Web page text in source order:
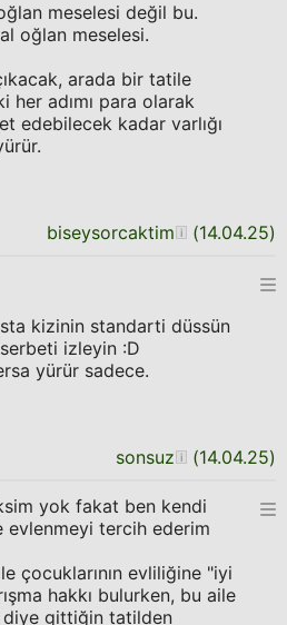
meselesi değil bu.
oğlan meselesi.
arada bir tatile
her adımı para olarak
edebilecek kadar varlığı
biseysorcaktim (14.04.25)
kizinin standarti düssün
izleyin :D
yürür sadece.
sonsuz (14.04.25)
yok fakat ben kendi
evlenmeyi tercih ederim
çocuklarının evliliğine "iyi
hakkı bulurken, bu aile
diye gittiğin tatilden